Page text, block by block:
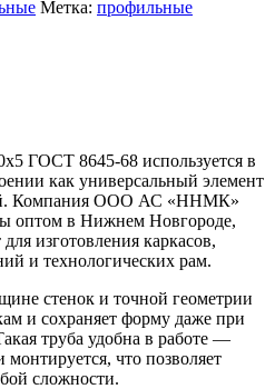
Метка: профильные
ГОСТ 8645-68 используется в
как универсальный элемент
Компания ООО АС «ННМК»
оптом в Нижнем Новгороде,
изготовления каркасов,
и технологических рам.
стенок и точной геометрии
и сохраняет форму даже при
труба удобна в работе —
монтируется, что позволяет
сложности.